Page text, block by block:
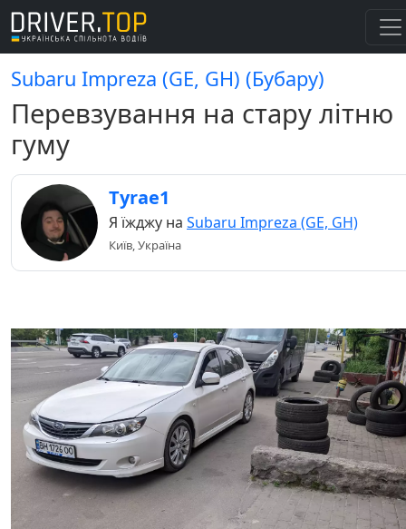
Subaru Impreza (GE, GH) (Бубару)
Перевзування на стару літню
гуму
Tyrae1
Я їжджу на Subaru Impreza (GE, GH)
Київ, Україна